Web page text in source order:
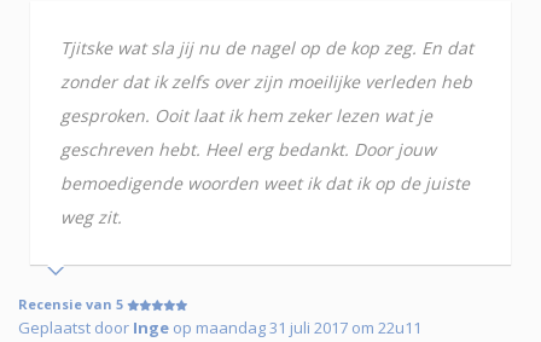
Tjitske wat sla jij nu de nagel op de kop zeg. En dat
zonder dat ik zelfs over zijn moeilijke verleden heb
gesproken. Ooit laat ik hem zeker lezen wat je
geschreven hebt. Heel erg bedankt. Door jouw
bemoedigende woorden weet ik dat ik op de juiste
weg zit.
Recensie van 5
Geplaatst door Inge op maandag 31 juli 2017 om 22u11